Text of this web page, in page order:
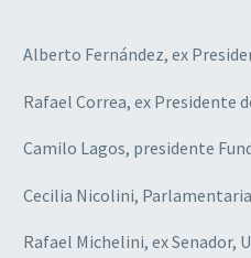
Alberto Fernández, ex
Rafael Correa, ex Presidente
Camilo Lagos, presidente
Cecilia Nicolini,
Rafael Michelini, ex Senador,